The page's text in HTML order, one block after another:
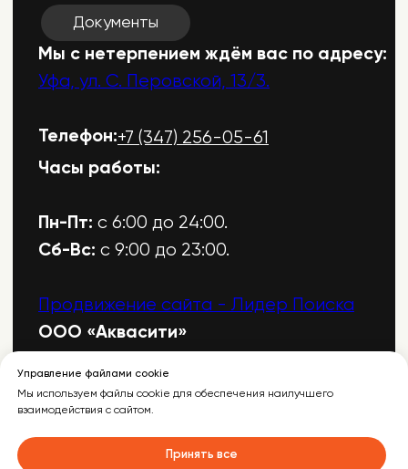
Управление файлами cookie
Мы используем файлы cookie для обеспечения наилучшего
взаимодействия с сайтом.
Принять все